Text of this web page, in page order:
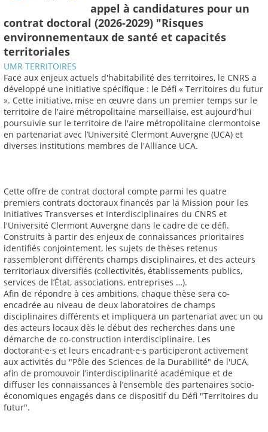
appel à candidatures pour un
contrat doctoral (2026-2029) "Risques
environnementaux de santé et capacités
territoriales
UMR TERRITOIRES
Face aux enjeux actuels d'habitabilité des territoires, le CNRS a
développé une initiative spécifique : le Défi « Territoires du futur
». Cette initiative, mise en œuvre dans un premier temps sur le
territoire de l'aire métropolitaine marseillaise, est aujourd'hui
poursuivie sur le territoire de l'aire métropolitaine clermontoise
en partenariat avec l’Université Clermont Auvergne (UCA) et
diverses institutions membres de l'Alliance UCA.
Cette offre de contrat doctoral compte parmi les quatre
premiers contrats doctoraux financés par la Mission pour les
Initiatives Transverses et Interdisciplinaires du CNRS et
l'Université Clermont Auvergne dans le cadre de ce défi.
Construits à partir des enjeux de connaissances prioritaires
identifiés conjointement, les sujets de thèses retenus
rassembleront différents champs disciplinaires, et des acteurs
territoriaux diversifiés (collectivités, établissements publics,
services de l’État, associations, entreprises …).
Afin de répondre à ces ambitions, chaque thèse sera co-
encadrée au niveau de deux laboratoires de champs
disciplinaires différents et impliquera un partenariat avec un ou
des acteurs locaux dès le début des recherches dans une
démarche de co-construction interdisciplinaire. Les
doctorant·e·s et leurs encadrant·e·s participeront activement
aux activités du "Pôle des Sciences de la Durabilité" de l'UCA,
afin de promouvoir l’interdisciplinarité académique et de
diffuser les connaissances à l’ensemble des partenaires socio-
économiques engagés dans ce dispositif du Défi "Territoires du
futur".